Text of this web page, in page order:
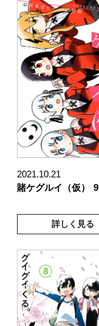
2021.10.21
賭ケグルイ（仮）
9
詳しく見る